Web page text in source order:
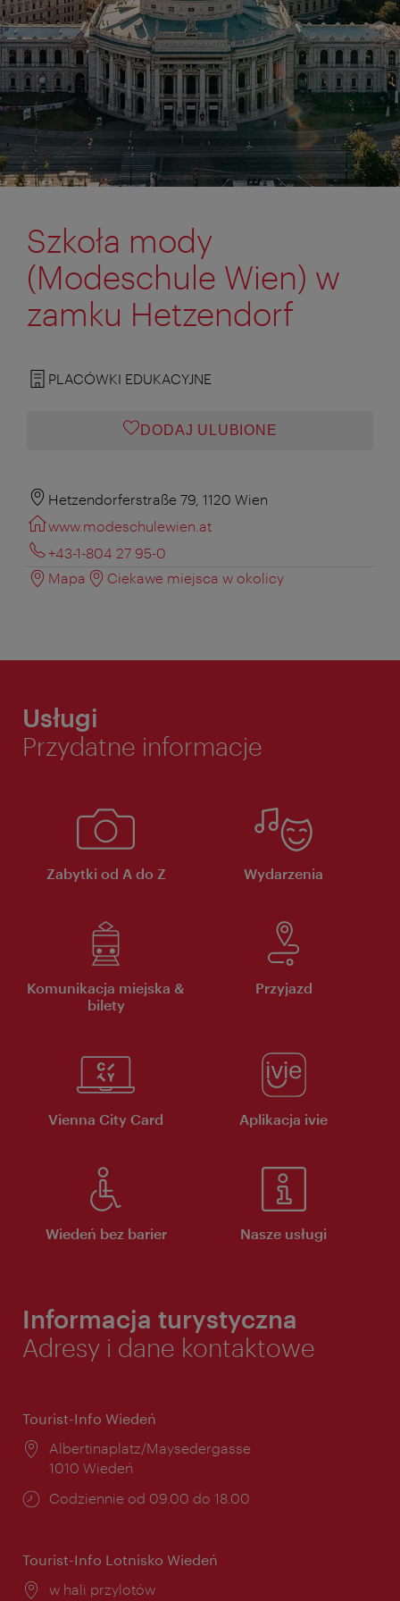
Szkoła mody
(Modeschule Wien) w
zamku Hetzendorf
PLACÓWKI EDUKACYJNE
DODAJ ULUBIONE
Hetzendorferstraße 79, 1120 Wien
www.modeschulewien.at
+43-1-804 27 95-0
Mapa
Ciekawe miejsca w okolicy
Usługi
Przydatne informacje
Zabytki od A do Z Wydarzenia
Komunikacja miejska &
bilety
Przyjazd
Vienna City Card Aplikacja ivie
Wiedeń bez barier Nasze usługi
Informacja turystyczna
Adresy i dane kontaktowe
Tourist-Info Wiedeń
Miejsce:
Albertinaplatz/Maysedergasse
1010 Wiedeń
Godziny
Codziennie od 09.00 do 18.00
Tourist-Info Lotnisko Wiedeń
Miejsce:
w hali przylotów